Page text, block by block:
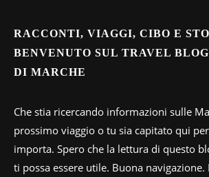
RACCONTI, VIAGGI, CIBO E
BENVENUTO SUL TRAVEL
DI MARCHE
Che stia ricercando informazioni sulle
prossimo viaggio o tu sia capitato qui
importa. Spero che la lettura di questo
ti possa essere utile. Buona navigazione.